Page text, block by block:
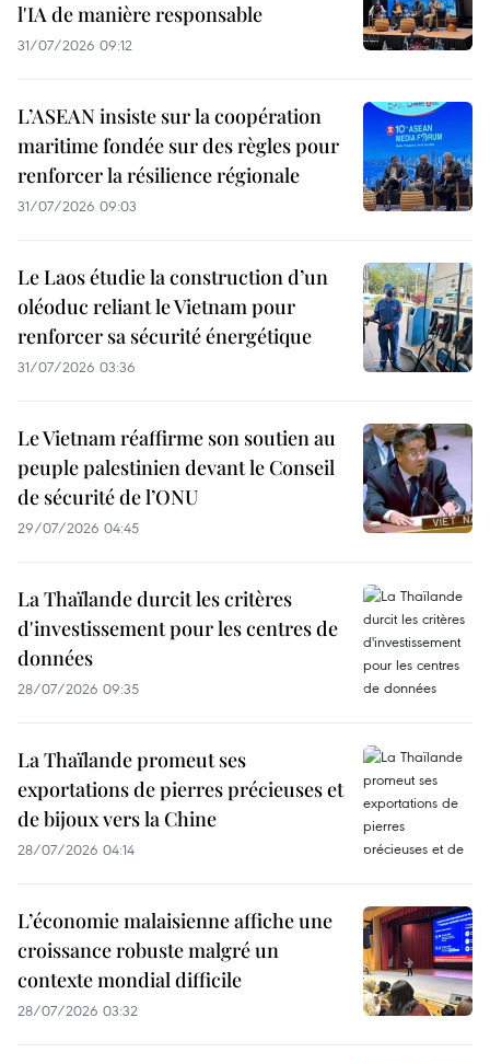
l'IA de manière responsable
31/07/2026 09:12
L’ASEAN insiste sur la coopération
maritime fondée sur des règles pour
renforcer la résilience régionale
31/07/2026 09:03
Le Laos étudie la construction d’un
oléoduc reliant le Vietnam pour
renforcer sa sécurité énergétique
31/07/2026 03:36
Le Vietnam réaffirme son soutien au
peuple palestinien devant le Conseil
de sécurité de l’ONU
29/07/2026 04:45
La Thaïlande durcit les critères
d'investissement pour les centres de
données
28/07/2026 09:35
La Thaïlande promeut ses
exportations de pierres précieuses et
de bijoux vers la Chine
28/07/2026 04:14
L’économie malaisienne affiche une
croissance robuste malgré un
contexte mondial difficile
28/07/2026 03:32